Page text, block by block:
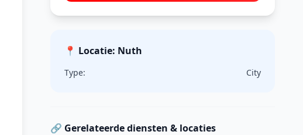
📍 Locatie: Nuth
Type: City
🔗 Gerelateerde diensten & locaties